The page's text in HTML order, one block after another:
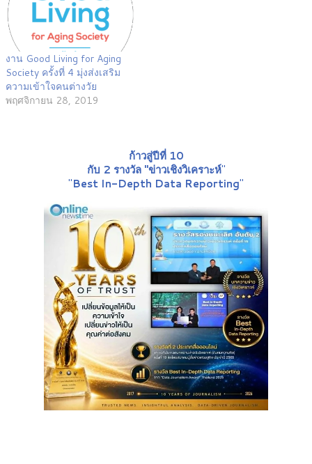
งาน Good Living for Aging
Society ครั้งที่ 4 มุ่งส่งเสริม
ความเข้าใจคนต่างวัย
พฤศจิกายน 28, 2019
ก้าวสู่ปีที่ 10
กับ 2 รางวัล "ข่าวเชิงวิเคราะห์"
"Best In-Depth Data Reporting"